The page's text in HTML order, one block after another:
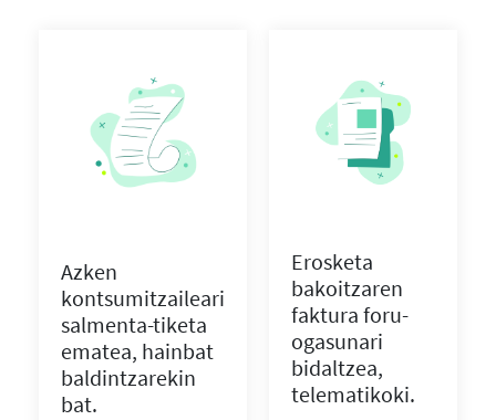
Azken
kontsumitzaileari
salmenta-tiketa
ematea, hainbat
baldintzarekin
bat.
Erosketa
bakoitzaren
faktura foru-
ogasunari
bidaltzea,
telematikoki.